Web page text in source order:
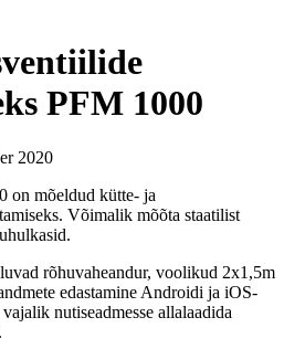
PFM 1000
2020
on mõeldud kütte- ja
Võimalik mõõta staatilist
rõhuvaheandur, voolikud 2x1,5m
edastamine Androidi ja iOS-
nutiseadmesse allalaadida